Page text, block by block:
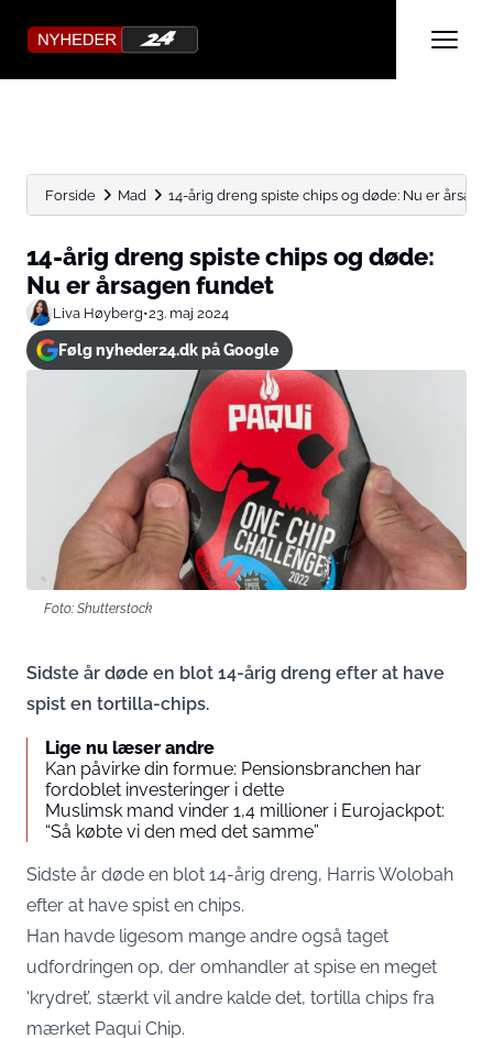
Forside Mad 14-årig dreng spiste chips og døde: Nu er
14-årig dreng spiste chips og døde:
Nu er årsagen fundet
Liva Høyberg•23. maj 2024
Følg nyheder24.dk på Google
Foto: Shutterstock
Sidste år døde en blot 14-årig dreng efter at have
spist en tortilla-chips.
Lige nu læser andre
Kan påvirke din formue: Pensionsbranchen har
fordoblet investeringer i dette
Muslimsk mand vinder 1,4 millioner i Eurojackpot:
“Så købte vi den med det samme”
Sidste år døde en blot 14-årig dreng, Harris Wolobah
efter at have spist en chips.
Han havde ligesom mange andre også taget
udfordringen op, der omhandler at spise en meget
‘krydret’, stærkt vil andre kalde det, tortilla chips fra
mærket Paqui Chip.